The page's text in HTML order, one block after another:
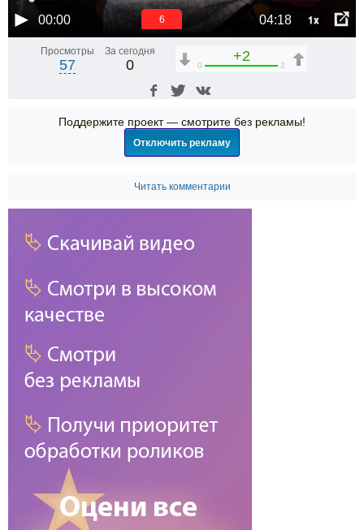
00:00 04:18 1x
6
Просмотры
57
За сегодня
0
+2
0 2
Поддержите проект — смотрите без рекламы!
Отключить рекламу
Читать комментарии